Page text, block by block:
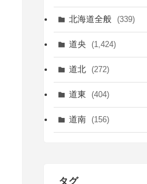
北海道全般 (339)
道央 (1,424)
(339)
(14)
(27)
道北 (272)
(27)
道東 (404)
道南 (156)
タグ